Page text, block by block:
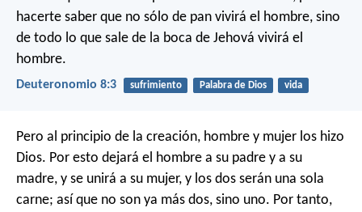
hacerte saber que no sólo de pan vivirá el hombre, sino
de todo lo que sale de la boca de Jehová vivirá el
hombre.
Deuteronomio 8:3 sufrimiento Palabra de Dios vida
Pero al principio de la creación, hombre y mujer los hizo
Dios. Por esto dejará el hombre a su padre y a su
madre, y se unirá a su mujer, y los dos serán una sola
carne; así que no son ya más dos, sino uno. Por tanto,